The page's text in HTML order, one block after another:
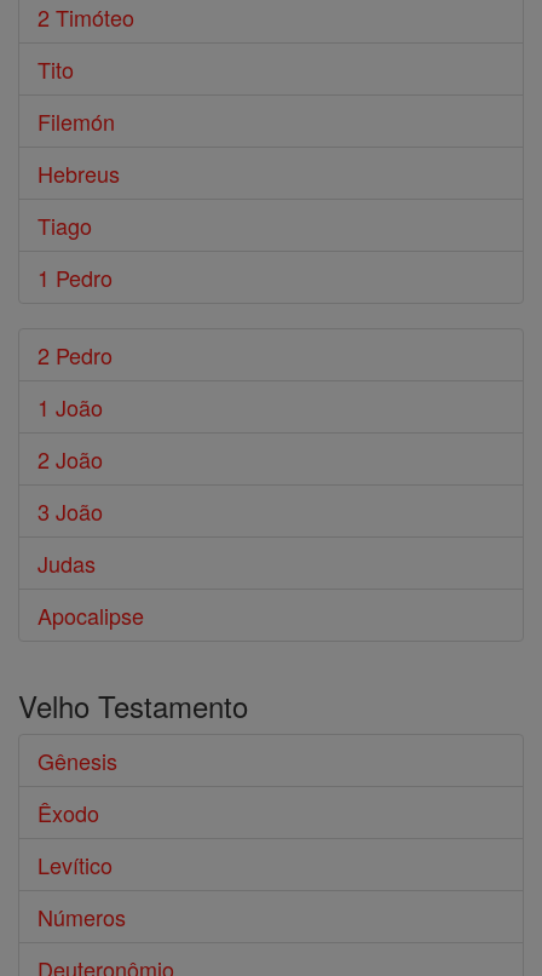
2 Timóteo
Tito
Filemón
Hebreus
Tiago
1 Pedro
2 Pedro
1 João
2 João
3 João
Judas
Apocalipse
Velho Testamento
Gênesis
Êxodo
Levítico
Números
Deuteronômio